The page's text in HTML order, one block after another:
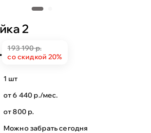
2
193 190 р.
со скидкой 20%
1 шт
от 6 440 р./мес.
от 800 р.
Можно забрать сегодня